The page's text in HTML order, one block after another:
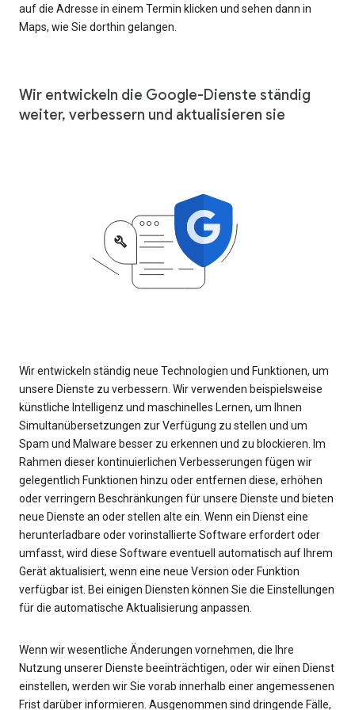
auf die Adresse in einem Termin klicken und sehen dann in
Maps, wie Sie dorthin gelangen.
Wir entwickeln die Google-Dienste ständig
weiter, verbessern und aktualisieren sie
Wir entwickeln ständig neue Technologien und Funktionen, um
unsere Dienste zu verbessern. Wir verwenden beispielsweise
künstliche Intelligenz und maschinelles Lernen, um Ihnen
Simultanübersetzungen zur Verfügung zu stellen und um
Spam und Malware besser zu erkennen und zu blockieren. Im
Rahmen dieser kontinuierlichen Verbesserungen fügen wir
gelegentlich Funktionen hinzu oder entfernen diese, erhöhen
oder verringern Beschränkungen für unsere Dienste und bieten
neue Dienste an oder stellen alte ein. Wenn ein Dienst eine
herunterladbare oder vorinstallierte Software erfordert oder
umfasst, wird diese Software eventuell automatisch auf Ihrem
Gerät aktualisiert, wenn eine neue Version oder Funktion
verfügbar ist. Bei einigen Diensten können Sie die Einstellungen
für die automatische Aktualisierung anpassen.
Wenn wir wesentliche Änderungen vornehmen, die Ihre
Nutzung unserer Dienste beeinträchtigen, oder wir einen Dienst
einstellen, werden wir Sie vorab innerhalb einer angemessenen
Frist darüber informieren. Ausgenommen sind dringende Fälle,